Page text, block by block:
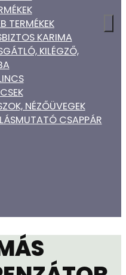
TERMÉKEK
KARIMA
KILÉGZŐ,
NÉZŐÜVEGEK
CSAPPÁR